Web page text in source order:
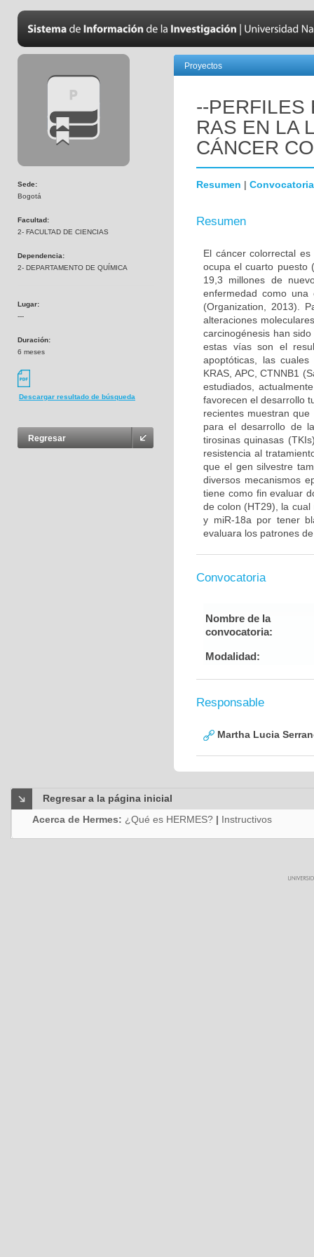
Sede:
Bogotá
Facultad:
2- FACULTAD DE CIENCIAS
Dependencia:
2- DEPARTAMENTO DE QUÍMICA
Lugar:
---
Duración:
6 meses
Descargar resultado de búsqueda
Regresar
Proyectos
--PERFILES
RAS EN LA
CÁNCER
Resumen | Convocatoria
Resumen
El cáncer colorrectal
ocupa el cuarto puesto
19,3 millones de
enfermedad como
(Organization, 2013).
alteraciones
carcinogénesis han
estas vías son el
apoptóticas, las
KRAS, APC, CTNNB1
estudiados,
favorecen el desarrollo
recientes muestran
para el desarrollo de
tirosinas quinasas
resistencia al
que el gen silvestre
diversos mecanismos
tiene como fin evaluar
de colon (HT29), la
y miR-18a por tener
evaluara los patrones
Convocatoria
Nombre de la
convocatoria:
Modalidad:
Responsable
Martha Lucia
Regresar a la página inicial
Acerca de Hermes: ¿Qué es HERMES? | Instructivos